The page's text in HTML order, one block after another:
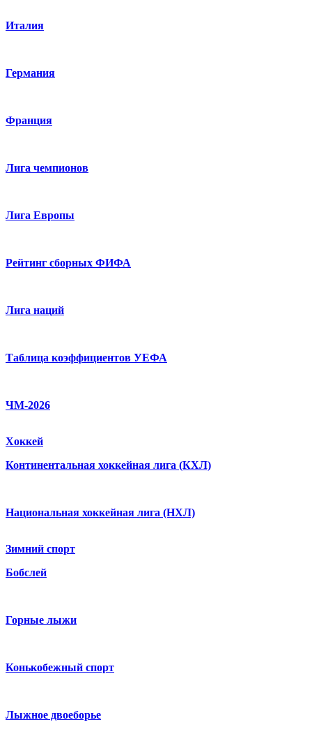
Италия
Германия
Франция
Лига чемпионов
Лига Европы
Рейтинг сборных ФИФА
Лига наций
Таблица коэффициентов УЕФА
ЧМ-2026
Хоккей
Континентальная хоккейная лига (КХЛ)
Национальная хоккейная лига (НХЛ)
Зимний спорт
Бобслей
Горные лыжи
Конькобежный спорт
Лыжное двоеборье